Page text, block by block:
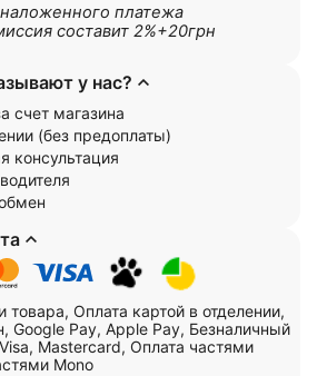
платежа
составит 2%+20грн
у нас?
счет магазина
(без предоплаты)
консультация
товара, Оплата картой в отделении,
Google Pay, Apple Pay, Безналичный
Mastercard, Оплата частями
Mono